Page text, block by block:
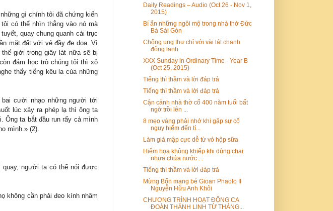
gì chính tôi đã chứng kiến
có thể nhìn thẳng vào nó mà
quay chung quanh cái trục
mặt đất với vẻ đầy đe dọa. Vì
giới trong giây lát nữa sẽ bị
đám học trò chúng tôi thì xô
thấy tiếng kêu la của những
cười nhạo những người tới
lúc xảy ra phép lạ thì ông ta
ta bắt đầu run rẩy cả mình
mình.» (2).
quay, người ta có thể nói được
không cần phải đeo kính nhâm
Daily Readings – Audio (Oct 26 - Nov 1,
2015)
Bí ẩn những ngôi mộ trong nhà thờ Đức
Bà Sài Gòn
Chống ung thư chỉ với vài lát chanh
đông lạnh
XXX Sunday in Ordinary Time - Year B
(Oct 25, 2015)
Tiếng thì thầm và lời đáp trả
Tiếng thì thầm và lời đáp trả
Cận cảnh nhà thờ cổ 400 năm tuổi bất
ngờ trồi lên ...
8 mẹo vàng phải nhớ khi gặp sự cố
nguy hiểm đến tí...
Làm giá mập cực dễ từ vỏ hộp sữa
Hiểm họa khủng khiếp khi dùng chai
nhựa chứa nước ...
Tiếng thì thầm và lời đáp trả
Mừng Bổn mạng bé Gioan Phaolo II
Nguyễn Hữu Anh Khôi
CHƯƠNG TRÌNH HOẠT ĐỘNG CA
ĐOÀN THÁNH LINH TỪ THÁNG...